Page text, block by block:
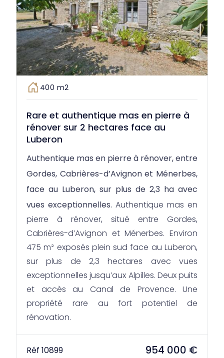
400 m2
Rare et authentique mas en pierre à
rénover sur 2 hectares face au
Luberon
Authentique mas en pierre à rénover, entre
Gordes, Cabrières-d’Avignon et Ménerbes,
face au Luberon, sur plus de 2,3 ha avec
vues exceptionnelles. Authentique mas en
pierre à rénover, situé entre Gordes,
Cabrières-d’Avignon et Ménerbes. Environ
475 m² exposés plein sud face au Luberon,
sur plus de 2,3 hectares avec vues
exceptionnelles jusqu’aux Alpilles. Deux puits
et accès au Canal de Provence. Une
propriété rare au fort potentiel de
rénovation.
Réf 10899 954 000 €